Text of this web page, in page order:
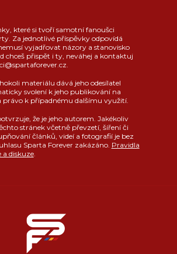
které si tvoří samotní fanoušci
Za jednotlivé příspěvky odpovídá
vyjadřovat názory a stanovisko
chceš přispět i ty, neváhej a kontaktuj
materiálu dává jeho odesílatel
svolení k jeho publikování na
k případnému dalšímu využití.
že je jeho autorem. Jakékoliv
stránek včetně převzetí, šíření či
článků, videí a fotografií je bez
Sparta Forever zakázáno. Pravidla
a diskuze.